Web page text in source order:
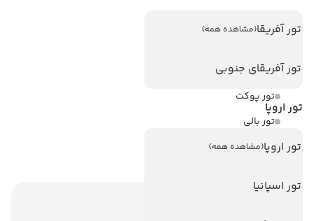
تور آفریقا(مشاهده همه)
تور آفریقای جنوبی
تور اروپا
تور اروپا(مشاهده همه)
تور اسپانیا
تورهای پربازدید
تور آنتالیا
تور پوکت
تور بالی
تور سریلانکا